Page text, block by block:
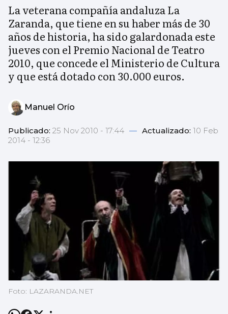
La veterana compañía andaluza La
Zaranda, que tiene en su haber más de 30
años de historia, ha sido galardonada este
jueves con el Premio Nacional de Teatro
2010, que concede el Ministerio de Cultura
y que está dotado con 30.000 euros.
Manuel Orío
Publicado: 25 Nov 2010 - 17:44 — Actualizado: 10 Feb
2014 - 12:36
Foto: LAZARANDA.NET